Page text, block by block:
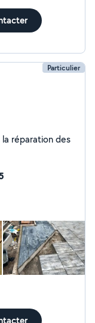
Particulier
réparation des